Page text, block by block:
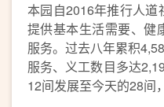
本园自2016年推行人
提供基本生活需要、健
服务。过去八年累积
服务、义工数目多达
12间发展至今天的28间